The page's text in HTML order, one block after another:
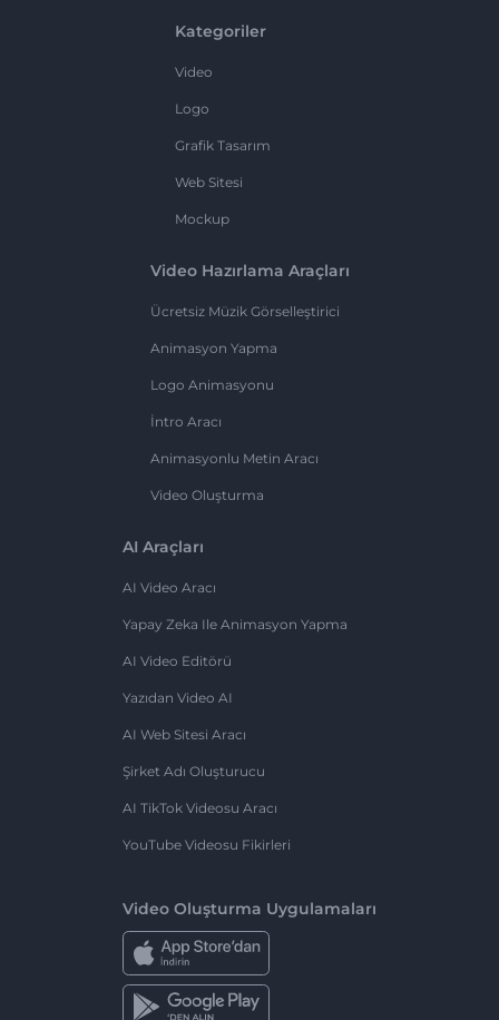
Kategoriler
Video
Logo
Grafik Tasarım
Web Sitesi
Mockup
Video Hazırlama Araçları
Ücretsiz Müzik Görselleştirici
Animasyon Yapma
Logo Animasyonu
İntro Aracı
Animasyonlu Metin Aracı
Video Oluşturma
AI Araçları
AI Video Aracı
Yapay Zeka Ile Animasyon Yapma
AI Video Editörü
Yazıdan Video AI
AI Web Sitesi Aracı
Şirket Adı Oluşturucu
AI TikTok Videosu Aracı
YouTube Videosu Fikirleri
Video Oluşturma Uygulamaları